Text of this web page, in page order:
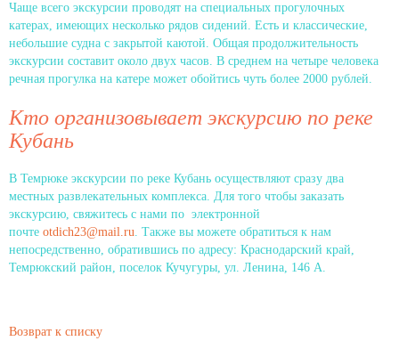
Чаще всего экскурсии проводят на специальных прогулочных
катерах, имеющих несколько рядов сидений. Есть и классические,
небольшие судна с закрытой каютой. Общая продолжительность
экскурсии составит около двух часов. В среднем на четыре человека
речная прогулка на катере может обойтись чуть более 2000 рублей.
Кто организовывает экскурсию по реке
Кубань
В Темрюке экскурсии по реке Кубань осуществляют сразу два
местных развлекательных комплекса. Для того чтобы заказать
экскурсию, свяжитесь с нами по электронной
почте otdich23@mail.ru. Также вы можете обратиться к нам
непосредственно, обратившись по адресу: Краснодарский край,
Темрюкский район, поселок Кучугуры, ул. Ленина, 146 А.
Возврат к списку